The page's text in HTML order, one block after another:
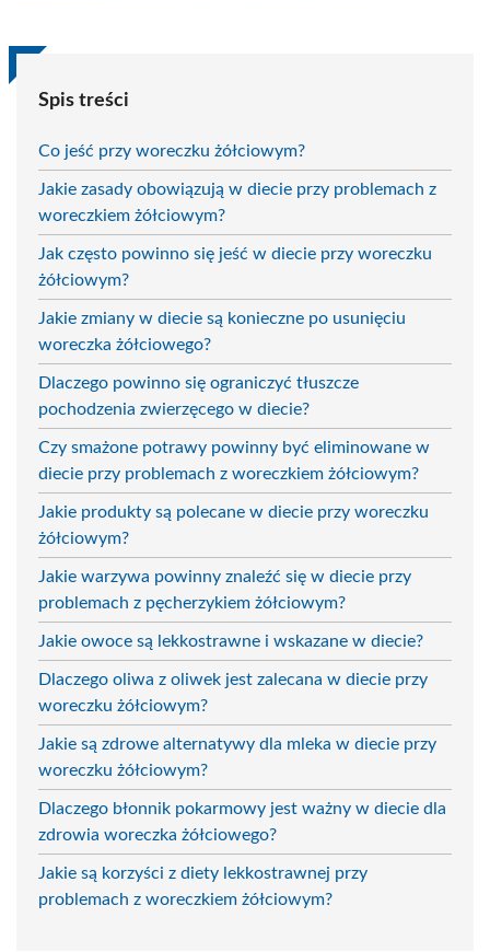
Spis treści
Co jeść przy woreczku żółciowym?
Jakie zasady obowiązują w diecie przy problemach z
woreczkiem żółciowym?
Jak często powinno się jeść w diecie przy woreczku
żółciowym?
Jakie zmiany w diecie są konieczne po usunięciu
woreczka żółciowego?
Dlaczego powinno się ograniczyć tłuszcze
pochodzenia zwierzęcego w diecie?
Czy smażone potrawy powinny być eliminowane w
diecie przy problemach z woreczkiem żółciowym?
Jakie produkty są polecane w diecie przy woreczku
żółciowym?
Jakie warzywa powinny znaleźć się w diecie przy
problemach z pęcherzykiem żółciowym?
Jakie owoce są lekkostrawne i wskazane w diecie?
Dlaczego oliwa z oliwek jest zalecana w diecie przy
woreczku żółciowym?
Jakie są zdrowe alternatywy dla mleka w diecie przy
woreczku żółciowym?
Dlaczego błonnik pokarmowy jest ważny w diecie dla
zdrowia woreczka żółciowego?
Jakie są korzyści z diety lekkostrawnej przy
problemach z woreczkiem żółciowym?